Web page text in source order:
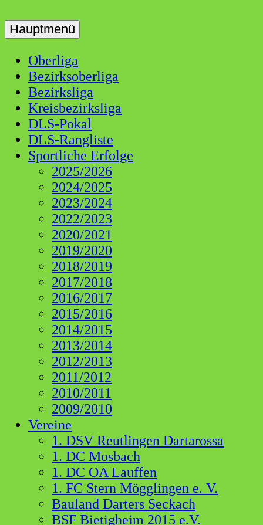
to
content
DLS
Dart Liga Schwaben
Hauptmenü
Oberliga
Bezirksoberliga
Bezirksliga
Kreisbezirksliga
DLS-Pokal
DLS-Rangliste
Sportliche Erfolge
2025/2026
2024/2025
2023/2024
2022/2023
2020/2021
2019/2020
2018/2019
2017/2018
2016/2017
2015/2016
2014/2015
2013/2014
2012/2013
2011/2012
2010/2011
2009/2010
Vereine
1. DSV Reutlingen Dartarossa
1. DC Mosbach
1. DC OA Lauffen
1. FC Stern Mögglingen e. V.
Bauland Darters Seckach
BSF Bietigheim 2015 e.V.